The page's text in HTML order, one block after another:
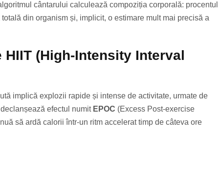
cântarului calculează compoziția corporală: procentul
din organism și, implicit, o estimare mult mai precisă a
(High-Intensity Interval
implică explozii rapide și intense de activitate, urmate de
efectul numit EPOC (Excess Post-exercise
să ardă calorii într-un ritm accelerat timp de câteva ore